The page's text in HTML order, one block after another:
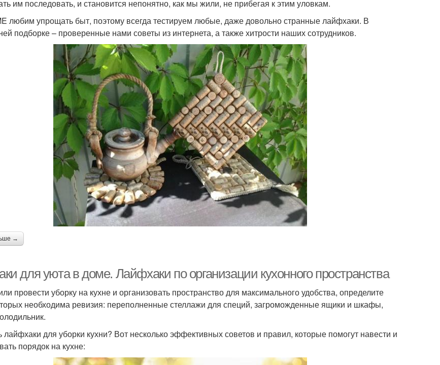
им последовать, и становится непонятно, как мы жили, не прибегая к этим уловкам.
любим упрощать быт, поэтому всегда тестируем любые, даже довольно странные лайфхаки. В
подборке – проверенные нами советы из интернета, а также хитрости наших сотрудников.
→
для уюта в доме. Лайфхаки по организации кухонного пространства
провести уборку на кухне и организовать пространство для максимального удобства, определите
необходима ревизия: переполненные стеллажи для специй, загроможденные ящики и шкафы,
лайфхаки для уборки кухни? Вот несколько эффективных советов и правил, которые помогут навести и
порядок на кухне: